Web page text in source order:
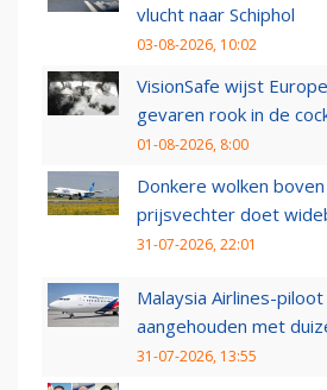
vlucht naar Schiphol
03-08-2026, 10:02
VisionSafe wijst
gevaren rook in de
01-08-2026, 8:00
Donkere wolken
prijsvechter doet
31-07-2026, 22:01
Malaysia Airlines-
aangehouden met
31-07-2026, 13:55